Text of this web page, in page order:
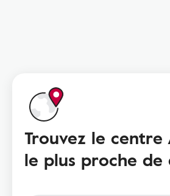
Trouvez le centre
le plus proche de